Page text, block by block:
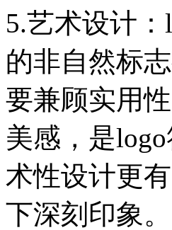
5.艺术设计
的非自然标
要兼顾实用
美感，是
术性设计更
下深刻印象。